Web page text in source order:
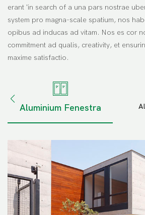
erant 'in search of a una pars nostrae
system pro magna-scale spatium, nos
opibus ad inducas ad vitam. Nos es cor
commitment ad qualis, creativity, et
maxime satisfactio.
Aluminium Fenestra